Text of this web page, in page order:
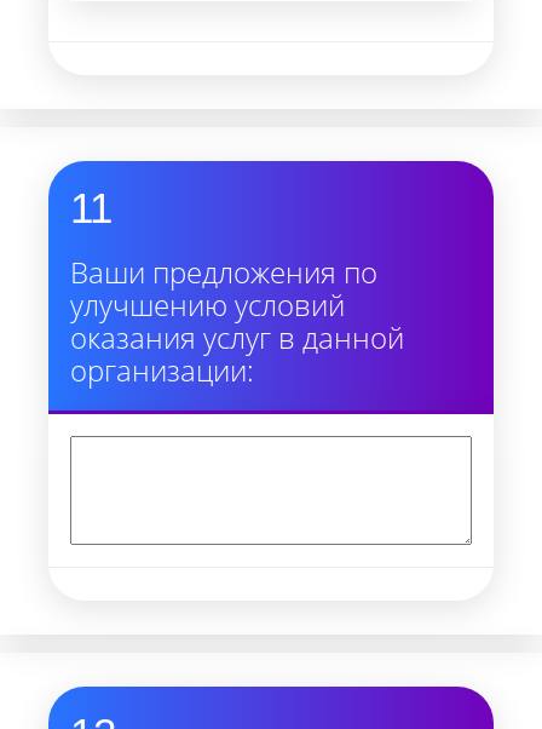
11
Ваши предложения по
улучшению условий
оказания услуг в данной
организации: